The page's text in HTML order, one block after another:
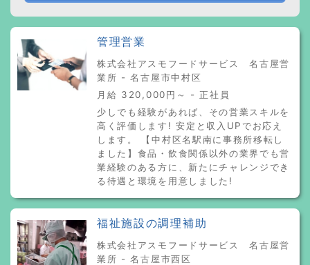
管理営業
株式会社アスモフードサービス 名古屋営
業所 - 名古屋市中村区
月給 320,000円～ - 正社員
少しでも経験があれば、その営業スキルを
高く評価します! 安定と収入UPでお応え
します。 【中村区名駅南に事務所移転し
ました】食品・飲食関係以外の業界でも営
業経験のある方に、新たにチャレンジでき
る待遇と環境を用意しました!
福祉施設の調理補助
株式会社アスモフードサービス 名古屋営
業所 - 名古屋市西区